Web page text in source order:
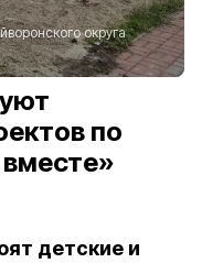
округа
по
детские и